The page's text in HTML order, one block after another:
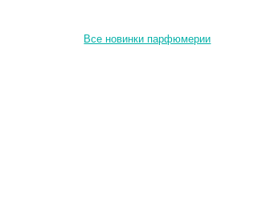
Все новинки парфюмерии